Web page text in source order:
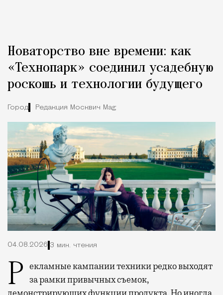
Новаторство вне времени: как
«Технопарк» соединил усадебную
роскошь и технологии будущего
Город Редакция Москвич Mag
04.08.2026 3 мин. чтения
Рекламные кампании техники редко выходят
за рамки привычных съемок,